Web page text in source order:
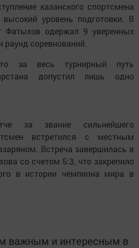
казанского спортсмена
высокий уровень подготовки. В
Фатыхов одержал 9 уверенных
раунд соревнований.
за весь турнирный путь
допустил лишь одно
за звание сильнейшего
встретился с местным
Встреча завершилась в
со счетом 5:3, что закрепило
в истории чемпиона мира в
важным и интересным в